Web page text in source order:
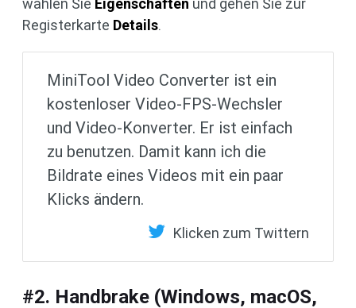
wählen Sie Eigenschaften und gehen Sie zur
Registerkarte Details.
MiniTool Video Converter ist ein
kostenloser Video-FPS-Wechsler
und Video-Konverter. Er ist einfach
zu benutzen. Damit kann ich die
Bildrate eines Videos mit ein paar
Klicks ändern.
Klicken zum Twittern
#2. Handbrake (Windows, macOS,